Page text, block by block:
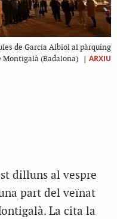
de Garcia Albiol al pàrquing
Montigalà (Badalona)
| ARXIU
dilluns al vespre
part del veïnat
La cita la